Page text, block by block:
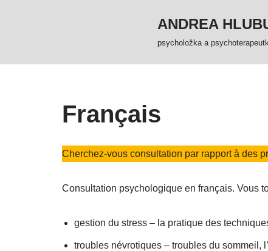
obsah
ANDREA
psycholožka a
Français
Cherchez-vous consultation par rapport à des
Consultation psychologique en français. Vous
gestion du stress – la pratique des
troubles névrotiques – troubles du sommeil,